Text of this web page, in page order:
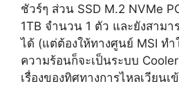
ชัวร์ๆ ส่วน SSD M.2 NVMe
1TB จำนวน 1 ตัว และยังสามา
ได้ (แต่ต้องให้ทางศูนย์ MSI ท
ความร้อนก็จะเป็นระบบ
เรื่องของทิศทางการไหลเวียน